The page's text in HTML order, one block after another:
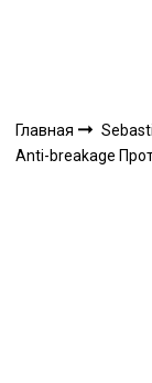
Главная
Anti-breakage